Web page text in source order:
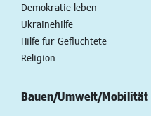
Demokratie leben
Ukrainehilfe
Hilfe für Geflüchtete
Religion
Bauen/Umwelt/Mobilität